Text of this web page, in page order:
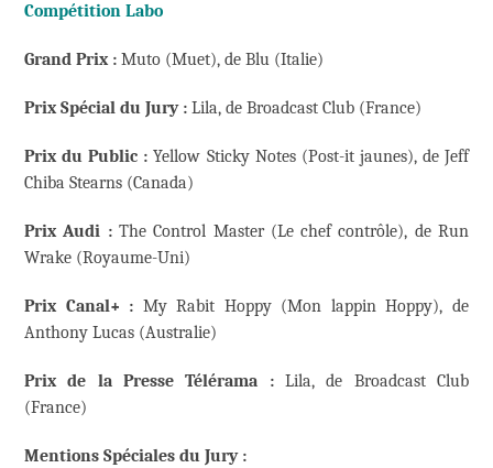
Compétition Labo
Grand Prix : Muto (Muet), de Blu (Italie)
Prix Spécial du Jury : Lila, de Broadcast Club (France)
Prix du Public :Yellow Sticky Notes (Post-it jaunes), de Jeff
Chiba Stearns (Canada)
Prix Audi :The Control Master (Le chef contrôle), de Run
Wrake (Royaume-Uni)
Prix Canal+ : My Rabit Hoppy (Mon lappin Hoppy), de
Anthony Lucas (Australie)
Prix de la Presse Télérama :Lila, de Broadcast Club
(France)
Mentions Spéciales du Jury :